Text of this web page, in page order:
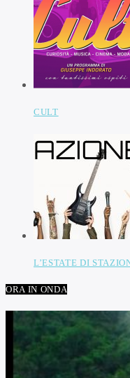
CULT
L’ESTATE DI
ORA IN ONDA